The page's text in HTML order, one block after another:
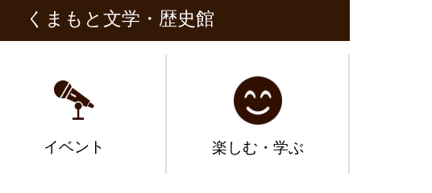
くまもと文学・歴史館
イベント 楽しむ・学ぶ